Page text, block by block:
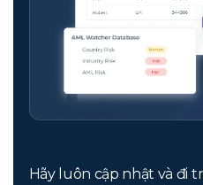
Hãy luôn cập nhật và đi